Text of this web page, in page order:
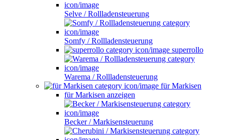
Selve / Rollladensteuerung
Somfy / Rollladensteuerung
superrollo
Warema / Rollladensteuerung
für Markisen
für Markisen anzeigen
Becker / Markisensteuerung